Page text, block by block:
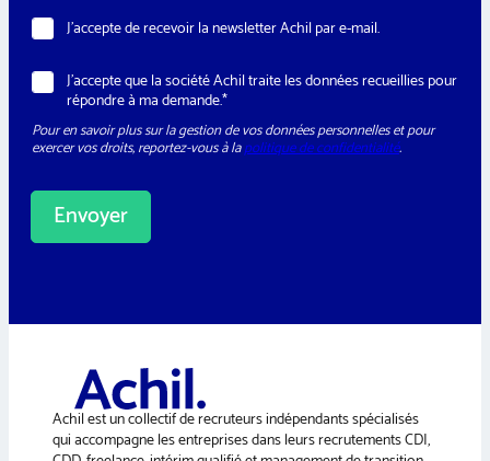
N
e
w
s
e
t
t
r
J’accepte de recevoir la newsletter Achil par e-mail.
R
G
D
*
J’accepte que la société Achil traite les données recueillies pour
répondre à ma demande.*
Pour en savoir plus sur la gestion de vos données personnelles et pour
exercer vos droits, reportez-vous à lapolitique de confidentialité.
Envoyer
e
Achil est un collectif de recruteurs indépendants spécialisés
qui accompagne les entreprises dans leurs recrutements CDI,